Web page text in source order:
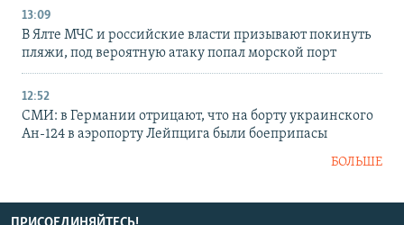
13:09
В Ялте МЧС и российские власти призывают покинуть
пляжи, под вероятную атаку попал морской порт
12:52
СМИ: в Германии отрицают, что на борту украинского
Ан-124 в аэропорту Лейпцига были боеприпасы
БОЛЬШЕ